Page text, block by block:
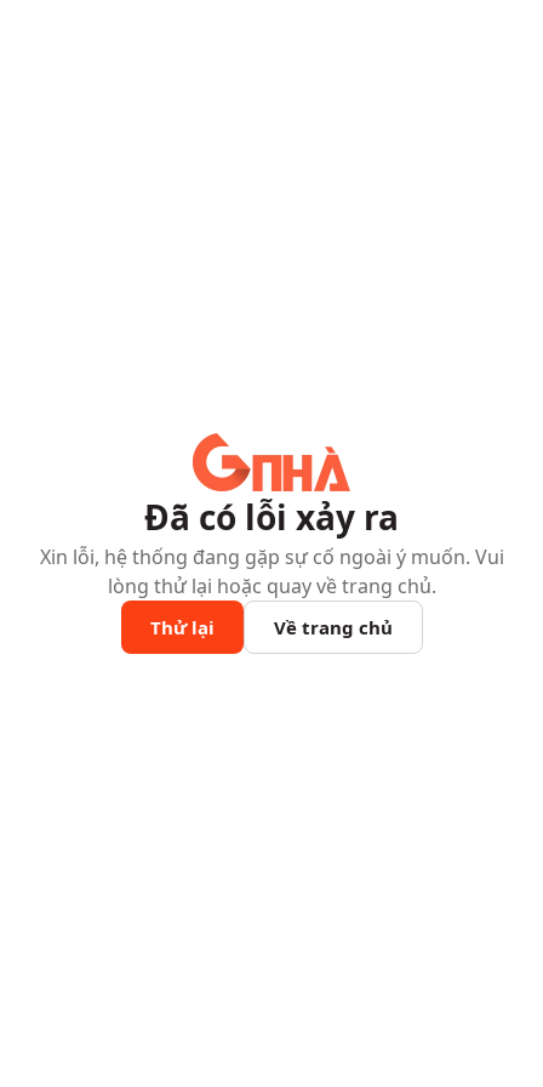
Đã có lỗi xảy ra
Xin lỗi, hệ thống đang gặp sự cố ngoài ý muốn. Vui
lòng thử lại hoặc quay về trang chủ.
Thử lại Về trang chủ